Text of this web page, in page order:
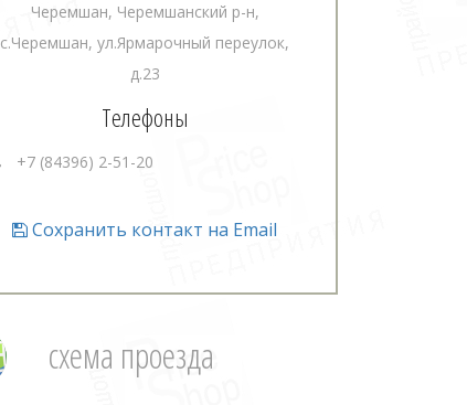
Черемшан, Черемшанский р-н,
с.Черемшан, ул.Ярмарочный переулок,
д.23
Телефоны
+7 (84396) 2-51-20
Сохранить контакт на Email
схема проезда